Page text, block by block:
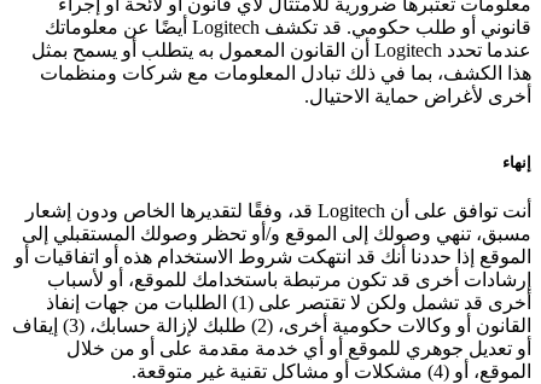
قانوني أو طلب حكومي. قد تكشف Logitech أيضًا عن معلوماتك
عندما تحدد Logitech أن القانون المعمول به يتطلب أو يسمح بمثل
هذا الكشف، بما في ذلك تبادل المعلومات مع شركات ومنظمات
أخرى لأغراض حماية الاحتيال.
إنهاء
أنت توافق على أن Logitech قد، وفقًا لتقديرها الخاص ودون إشعار
مسبق، تنهي وصولك إلى الموقع و/أو تحظر وصولك المستقبلي إلى
الموقع إذا حددنا أنك قد انتهكت شروط الاستخدام هذه أو اتفاقيات أو
إرشادات أخرى قد تكون مرتبطة باستخدامك للموقع، أو لأسباب
أخرى قد تشمل ولكن لا تقتصر على (1) الطلبات من جهات إنفاذ
القانون أو وكالات حكومية أخرى، (2) طلبك لإزالة حسابك، (3) إيقاف
أو تعديل جوهري للموقع أو أي خدمة مقدمة على أو من خلال
الموقع، أو (4) مشكلات أو مشاكل تقنية غير متوقعة.